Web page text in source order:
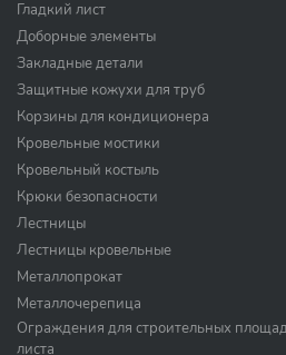
Гладкий лист
Доборные элементы
Закладные детали
Защитные кожухи для труб
Корзины для кондиционера
Кровельные мостики
Кровельный костыль
Крюки безопасности
Лестницы
Лестницы кровельные
Металлопрокат
Металлочерепица
Ограждения для строительных
листа